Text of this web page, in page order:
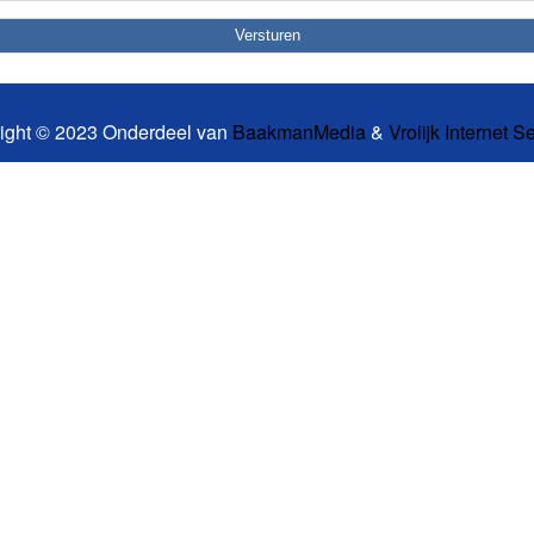
© 2023 Onderdeel van BaakmanMedia& Vrolijk Internet